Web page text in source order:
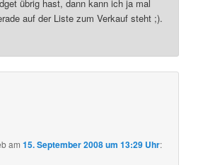
übrig hast, dann kann ich ja mal
auf der Liste zum Verkauf steht ;).
am15. September 2008 um 13:29 Uhr: